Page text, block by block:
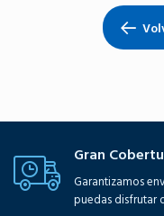
Gran
Garantizamos
puedas disfrutar